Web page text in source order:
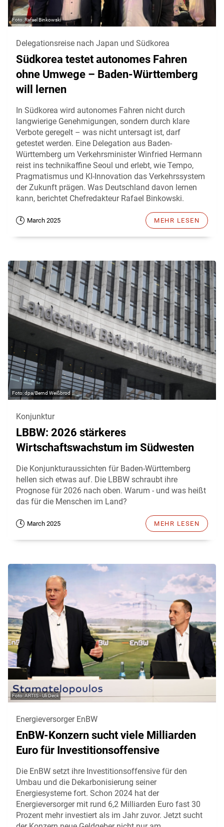
Rafael Binkowski
Delegationsreise nach Japan und Südkorea
Südkorea testet autonomes Fahren
ohne Umwege – Baden-Württemberg
will lernen
In Südkorea wird autonomes Fahren nicht durch
langwierige Genehmigungen, sondern durch klare
Verbote geregelt – was nicht untersagt ist, darf
getestet werden. Eine Delegation aus Baden-
Württemberg um Verkehrsminister Winfried Hermann
reist ins technikaffine Seoul und erlebt, wie Tempo,
Pragmatismus und KI-Innovation das Verkehrssystem
der Zukunft prägen. Was Deutschland davon lernen
kann, berichtet Chefredakteur Rafael Binkowski.
March 2025 MEHR LESEN
dpa/Bernd Weißbrod
Konjunktur
LBBW: 2026 stärkeres
Wirtschaftswachstum im Südwesten
Die Konjunkturaussichten für Baden-Württemberg
hellen sich etwas auf. Die LBBW schraubt ihre
Prognose für 2026 nach oben. Warum - und was heißt
das für die Menschen im Land?
March 2025 MEHR LESEN
ARTIS - Uli Deck
Energieversorger EnBW
EnBW-Konzern sucht viele Milliarden
Euro für Investitionsoffensive
Die EnBW setzt ihre Investitionsoffensive für den
Umbau und die Dekarbonisierung seiner
Energiesysteme fort. Schon 2024 hat der
Energieversorger mit rund 6,2 Milliarden Euro fast 30
Prozent mehr investiert als im Jahr zuvor. Jetzt sucht